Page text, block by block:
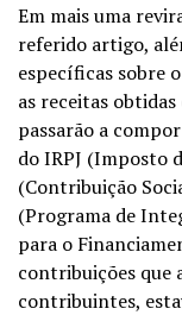
Em mais uma
referido artigo,
específicas sobre
as receitas
passarão a
do IRPJ (Imposto
(Contribuição
(Programa de
para o
contribuições que
contribuintes,